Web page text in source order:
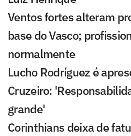
Ventos fortes alteram
base do Vasco;
normalmente
Lucho Rodríguez é
Cruzeiro:
grande'
Corinthians deixa de